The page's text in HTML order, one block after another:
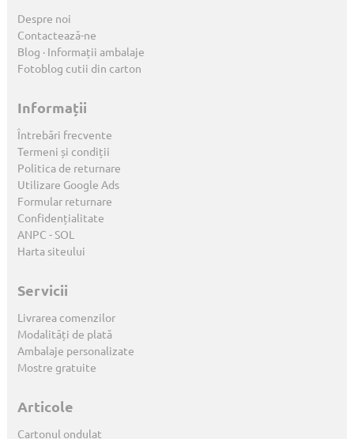
Despre noi
Contactează-ne
Blog · Informații ambalaje
Fotoblog cutii din carton
Informații
Întrebări frecvente
Termeni și condiții
Politica de returnare
Utilizare Google Ads
Formular returnare
Confidențialitate
ANPC -SOL
Harta siteului
Servicii
Livrarea comenzilor
Modalități de plată
Ambalaje personalizate
Mostre gratuite
Articole
Cartonul ondulat